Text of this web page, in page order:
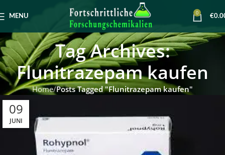
MENU
0
€
Tag Archives:
Flunitrazepam kaufen
Home Posts Tagged "Flunitrazepam kaufen"
09
JUNI